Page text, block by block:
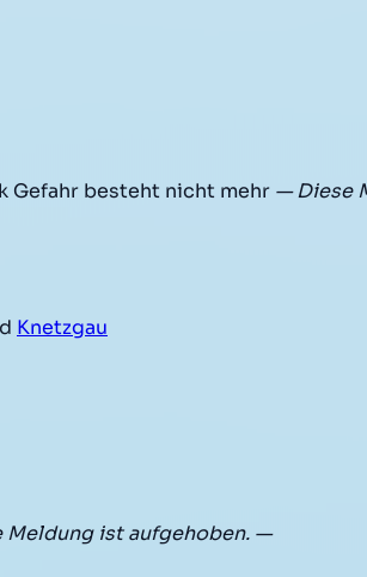
Gefahr besteht nicht mehr — Diese
Knetzgau
Meldung ist aufgehoben. —